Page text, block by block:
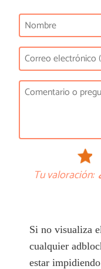
Tu valoración:
Si no visualiza
cualquier
estar